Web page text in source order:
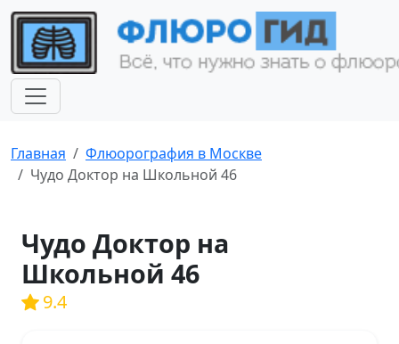
Главная
Флюорография в Москве
Чудо Доктор на Школьной 46
Чудо Доктор на
Школьной 46
9.4